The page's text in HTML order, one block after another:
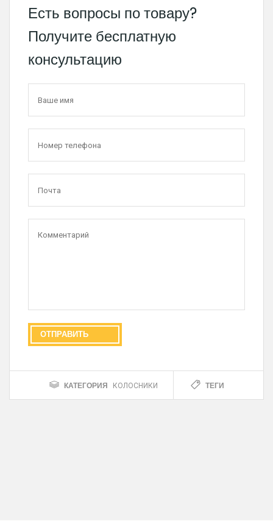
Есть вопросы по товару?
Получите бесплатную
консультацию
КАТЕГОРИЯ КОЛОСНИКИ ТЕГИ